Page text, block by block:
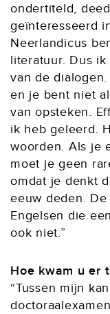
ondertiteld,
geïnteresseerd
Neerlandicus
literatuur. Dus
van de
en je bent niet
van opsteken.
ik heb geleerd.
woorden. Als je
moet je geen
omdat je denkt
eeuw deden.
Engelsen die
ook niet.”
Hoe kwam u er
“Tussen mijn